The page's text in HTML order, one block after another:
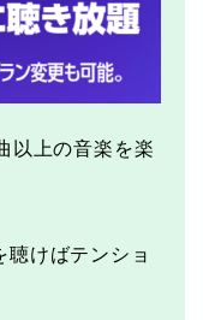
以上の音楽を楽
聴けばテンショ